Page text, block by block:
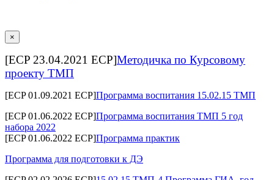
×
[ECP 23.04.2021 ECP]Методичка по Курсовому
проекту ТМП
[ECP 01.09.2021 ECP]Программа воспитания 15.02.15 ТМП
[ECP 01.06.2022 ECP]Программа воспитания ТМП 5 год
набора 2022
[ECP 01.06.2022 ECP]Программа практик
Программа для подготовки к ДЭ